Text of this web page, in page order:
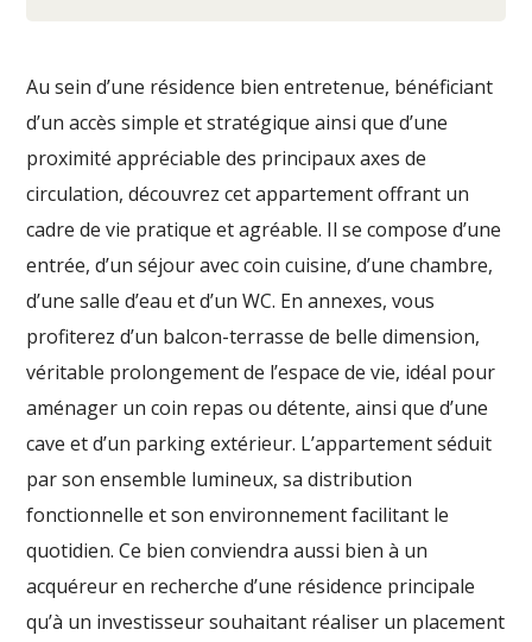
Au sein d’une résidence bien entretenue, bénéficiant
d’un accès simple et stratégique ainsi que d’une
proximité appréciable des principaux axes de
circulation, découvrez cet appartement offrant un
cadre de vie pratique et agréable. Il se compose d’une
entrée, d’un séjour avec coin cuisine, d’une chambre,
d’une salle d’eau et d’un WC. En annexes, vous
profiterez d’un balcon-terrasse de belle dimension,
véritable prolongement de l’espace de vie, idéal pour
aménager un coin repas ou détente, ainsi que d’une
cave et d’un parking extérieur. L’appartement séduit
par son ensemble lumineux, sa distribution
fonctionnelle et son environnement facilitant le
quotidien. Ce bien conviendra aussi bien à un
acquéreur en recherche d’une résidence principale
qu’à un investisseur souhaitant réaliser un placement